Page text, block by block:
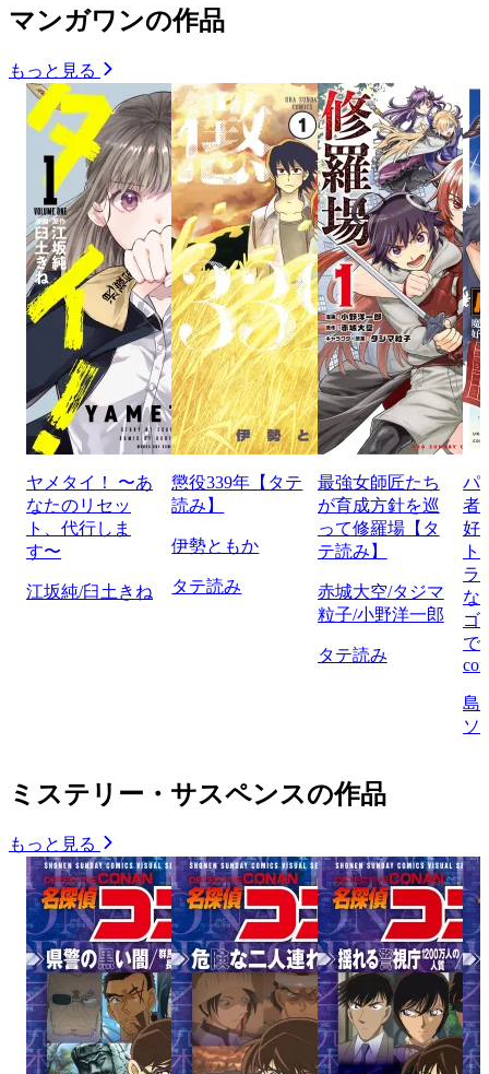
マンガワンの作品
もっと見る
ヤメタイ！ 〜あ
なたのリセッ
ト、代行しま
す〜
江坂純/臼土きね
懲役339年【タテ
読み】
伊勢ともか
タテ読み
最強女師匠たち
が育成方針を巡
って修羅場【タ
テ読み】
赤城大空/タジマ
粒子/小野洋一郎
タテ読み
パ
者
好
ト
ラ
な
ゴ
で
島
ソ
ミステリー・サスペンスの作品
もっと見る